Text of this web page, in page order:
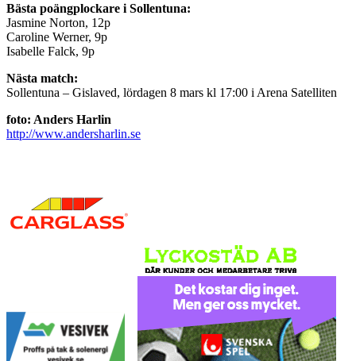
Bästa poängplockare i Sollentuna:
Jasmine Norton, 12p
Caroline Werner, 9p
Isabelle Falck, 9p
Nästa match:
Sollentuna – Gislaved, lördagen 8 mars kl 17:00 i Arena Satelliten
foto: Anders Harlin
http://www.andersharlin.se